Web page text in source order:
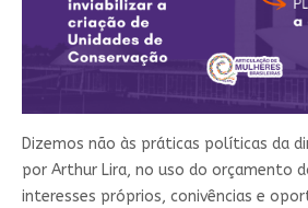
Dizemos não às práticas políticas da
por Arthur Lira, no uso do orçamento
interesses próprios, conivências e